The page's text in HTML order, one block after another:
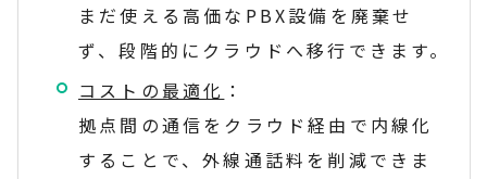
まだ使える高価なPBX設備を廃棄せ
ず、段階的にクラウドへ移行できます。
コストの最適化 ：
拠点間の通信をクラウド経由で内線化
することで、外線通話料を削減できま